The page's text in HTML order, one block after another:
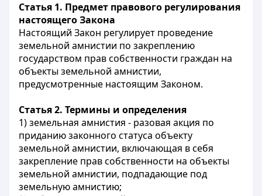
Статья 1. Предмет правового регулирования
настоящего Закона
Настоящий Закон регулирует проведение
земельной амнистии по закреплению
государством прав собственности граждан на
объекты земельной амнистии,
предусмотренные настоящим Законом.
Статья 2. Термины и определения
1) земельная амнистия - разовая акция по
приданию законного статуса объекту
земельной амнистии, включающая в себя
закрепление прав собственности на объекты
земельной амнистии, подпадающие под
земельную амнистию;